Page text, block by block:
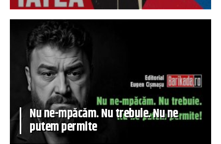
Nu ne-mpăcăm. Nu trebuie. Nu ne
putem permite